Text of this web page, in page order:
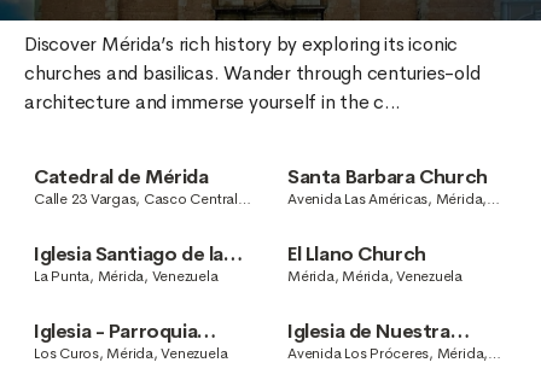
Discover Mérida’s rich history by exploring its iconic
churches and basilicas. Wander through centuries-old
architecture and immerse yourself in the c...
Catedral de Mérida
Calle 23 Vargas, Casco Central,
Santa Barbara Church
Avenida Las Américas, Mérida,
Iglesia Santiago de la
Punta
La Punta, Mérida, Venezuela
El Llano Church
Mérida, Mérida, Venezuela
Iglesia - Parroquia
Nuestra Señora de
Los Curos, Mérida, Venezuela
Iglesia de Nuestra
Señora de La Asunción
Avenida Los Próceres, Mérida,